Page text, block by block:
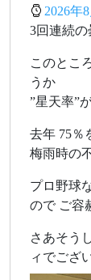
2026年
3回連続の
このとこ
うか
”星天率”
去年 75％
梅雨時の
プロ野球
ので ご容
さあそう
ィでござ